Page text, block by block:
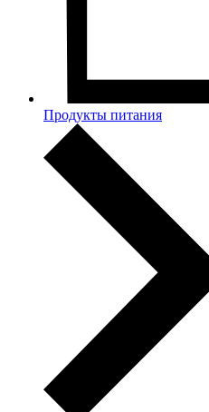
Продукты питания